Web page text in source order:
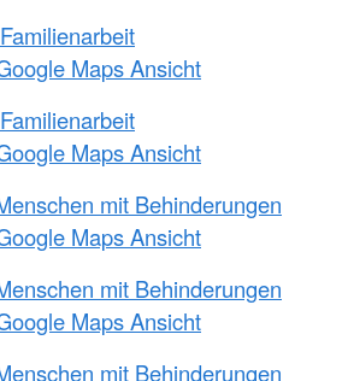
Maps Ansicht
Maps Ansicht
mit Behinderungen
Maps Ansicht
mit Behinderungen
Maps Ansicht
mit Behinderungen